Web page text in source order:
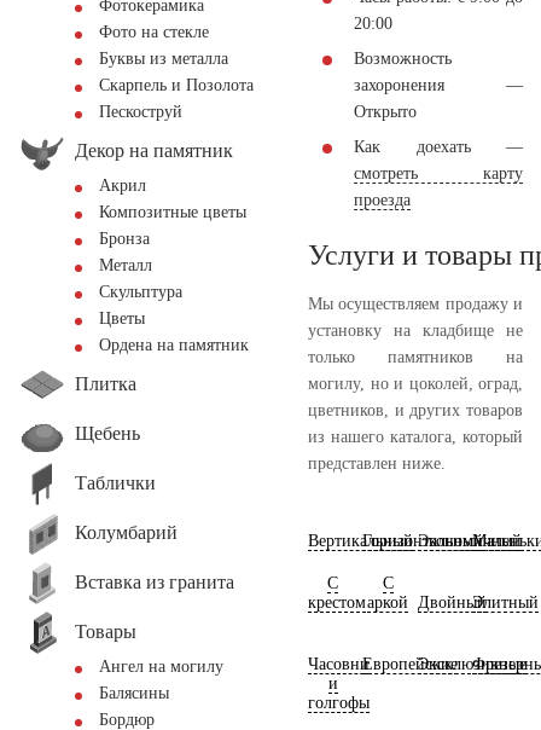
Фотокерамика
Фото на стекле
Буквы из металла
Скарпель и Позолота
Пескоструй
Декор на памятник
Акрил
Композитные цветы
Бронза
Металл
Скульптура
Цветы
Ордена на памятник
Плитка
Щебень
Таблички
Колумбарий
Вставка из гранита
Товары
Ангел на могилу
Балясины
Бордюр
20:00
Возможность
захоронения —
Открыто
Как доехать —
смотреть карту
проезда
Услуги и товары
Мы осуществляем продажу и
установку на кладбище не
только памятников на
могилу, но и цоколей, оград,
цветников, и других товаров
из нашего каталога, который
представлен ниже.
ВертикальныйГоризонтальный
Экономичный
С
крестом
С
аркой
ДвойныйЭлитный
Часовни
и
голгофы
ЕвропейскиеЭксклюзивные